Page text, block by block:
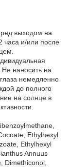
выходом на
часа и/или после
Не наносить на
немедленно
до полного
на солнце в
Ethylhexyl
Ethylhexyl
Annuus
Dimethiconol,